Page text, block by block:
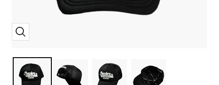
Zoom